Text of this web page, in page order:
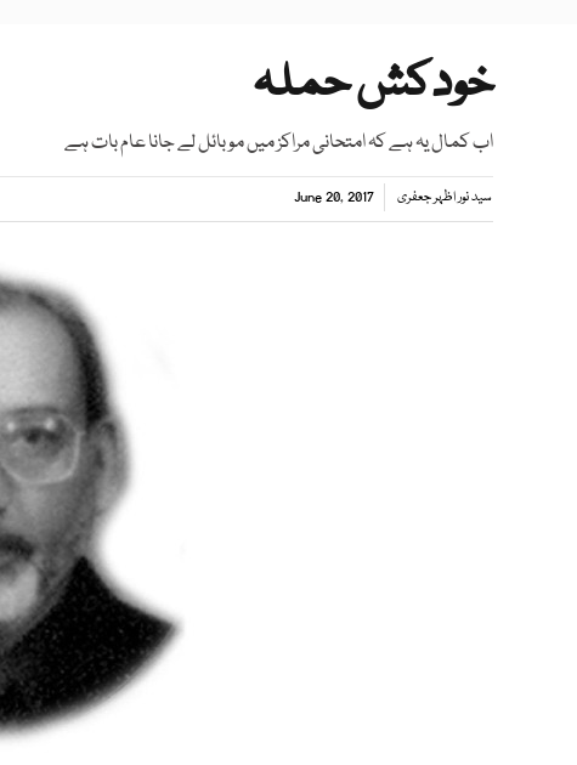
خودکش حملہ
اب کمال یہ ہے کہ امتحانی مراکز میں موبائل لے جانا عام بات ہے
سید نور اظہر جعفری June 20, 2017